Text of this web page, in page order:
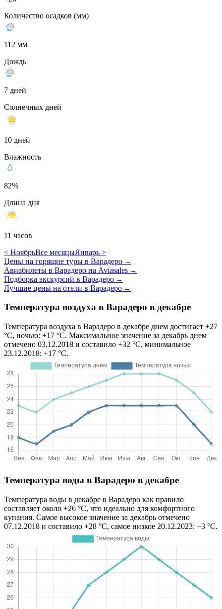
Количество осадков (мм)
112 мм
Дождь
7 дней
Солнечных дней
10 дней
Влажность
82%
Длина дня
11 часов
< НоябрьВсе месяцыЯнварь >
Цены на горящие туры в Варадеро →
Авиабилеты в Варадеро на Aviasales →
Подборка экскурсий в Варадеро →
Лучшие цены на отели в Варадеро →
Температура воздуха в Варадеро в декабре
Температура воздуха в Варадеро в декабре днем достигает +27
°C, ночью: +17 °C. Максимальное значение за декабрь днем
отмечено 03.12.2018 и составило +32 °C, минимальное
23.12.2018: +17 °C.
Температура воды в Варадеро в декабре
Температура воды в декабре в Варадеро как правило
составляет около +26 °C, что идеально для комфортного
купания. Самое высокое значение за декабрь отмечено
07.12.2018 и составило +28 °C, самое низкое 20.12.2023: +3 °C.